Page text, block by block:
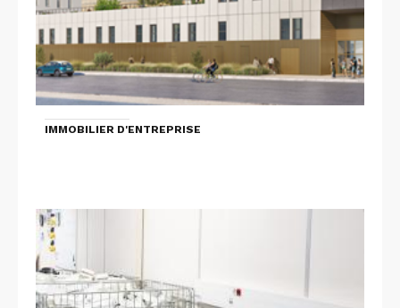
IMMOBILIER D'ENTREPRISE